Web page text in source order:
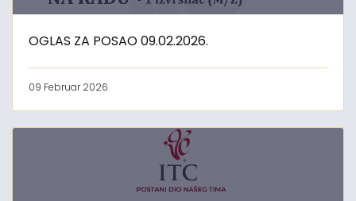
OGLAS ZA POSAO 09.02.2026.
09 Februar 2026